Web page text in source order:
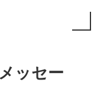
ッセー